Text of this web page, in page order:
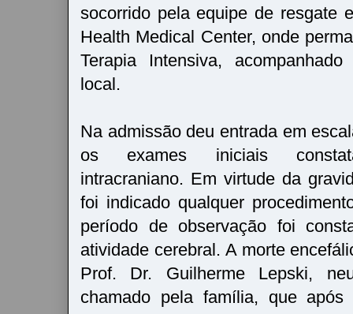
socorrido pela equipe de resgate
Health Medical Center, onde
Terapia Intensiva,
local.
Na admissão deu entrada em
os exames iniciais
intracraniano. Em virtude da
foi indicado qualquer
período de observação foi
atividade cerebral. A morte
Prof. Dr. Guilherme Lepski,
chamado pela família, que